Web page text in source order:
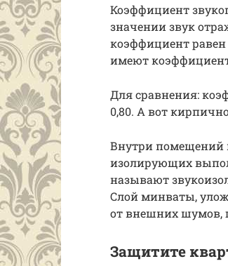
Коэффициент
значении звук
коэффициент
имеют
Для сравнения:
0,80. А вот
Внутри помещений
изолирующих
называют
Слой минваты,
от внешних шумов,
Защитите